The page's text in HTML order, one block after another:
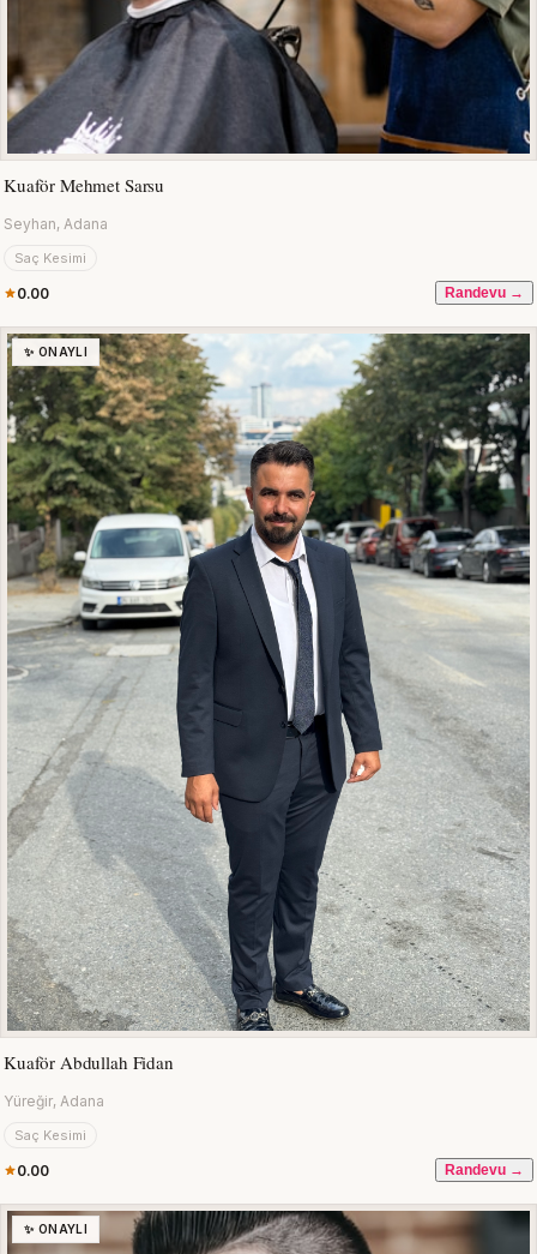
Kuaför Mehmet Sarsu
Seyhan, Adana
Saç Kesimi
0.00 Randevu →
✨ ONAYLI
Kuaför Abdullah Fidan
Yüreğir, Adana
Saç Kesimi
0.00 Randevu →
✨ ONAYLI